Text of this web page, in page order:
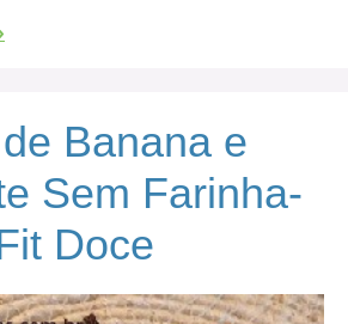
Banana e
Sem Farinha-
Doce